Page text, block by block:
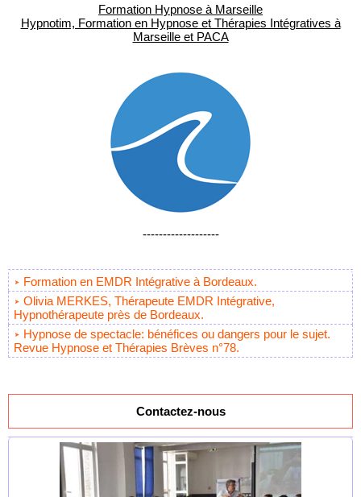
Formation Hypnose à Marseille
Hypnotim, Formation en Hypnose et Thérapies Intégratives à
Marseille et PACA
-------------------
Formation en EMDR Intégrative à Bordeaux.
Olivia MERKES, Thérapeute EMDR Intégrative,
Hypnothérapeute près de Bordeaux.
Hypnose de spectacle: bénéfices ou dangers pour le sujet.
Revue Hypnose et Thérapies Brèves n°78.
Contactez-nous